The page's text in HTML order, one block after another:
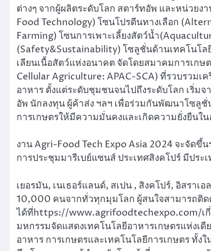
ต่างๆ จากผู้ผลิตระดับโลก สตาร์ทอัพ และหน่วยง
Food Technology) โซนโปรตีนทางเลือก
Farming) โซนการเพาะเลี้ยงสัตว์น้ำ
(Safety&Sustainability) โซลูชั่นด้านเทคโนโ
เลียนเนื้อสัตว์แห่งอนาคต จัดโดยสมาคมการเก
Cellular Agriculture: APAC-SCA) ที่รวบรวมเ
อาหาร ตั้งแต่ระดับชุมชนจนไปถึงระดับโลก เริ่ม
อัพ นักลงทุน ผู้ค้าส่ง ฯลฯ เพื่อร่วมกันพัฒนาโซลู
การเกษตรให้มีความมั่นคงและเกิดความยั่งยืนใ
งาน Agri-Food Tech Expo Asia 2024 จะจัด
การประชุมมารีเบย์แซนส์ ประเทศสิงคโปร์ มีประ
เยอรมัน, เนเธอร์แลนด์, สเปน , สิงคโปร์, อิสรา
10,000 คนจากทั่วทุกมุมโลก ผู้สนใจสามารถติด
ได้ที่https://www.agrifoodtechexpo.com/เกี่
มหกรรมจัดแสดงเทคโนโลยีอาหารเกษตรแห่งเ
อาหาร การเกษตรและเทคโนโลยีการเกษตร ทั้ง